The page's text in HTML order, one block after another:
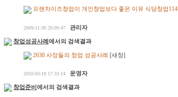
프랜차이즈창업이 개인창업보다 좋은 이유 식당창업114
2009-11-30 20:09:47
관리자
창업성공사례에서의 검색결과
2030 사장들의 창업 성공사례 [새창]
2010-03-18 17:33:14
운영자
창업준비 에서의 검색결과